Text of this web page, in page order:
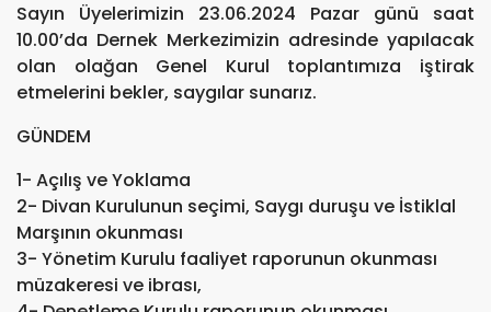
Sayın Üyelerimizin 23.06.2024 Pazar günü saat
10.00’da Dernek Merkezimizin adresinde yapılacak
olan olağan Genel Kurul toplantımıza iştirak
etmelerini bekler, saygılar sunarız.
GÜNDEM
1- Açılış ve Yoklama
2- Divan Kurulunun seçimi, Saygı duruşu ve İstiklal
Marşının okunması
3- Yönetim Kurulu faaliyet raporunun okunması
müzakeresi ve ibrası,